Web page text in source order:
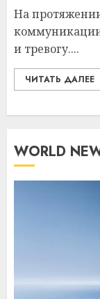
На
и тревогу....
ЧИТАТЬ ДАЛЕЕ
WORLD